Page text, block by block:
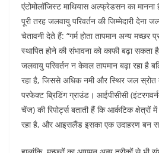
एंटोमोलॉजिस्ट माथियास अल्फ्रेडसन का
पूरी तरह जलवायु परिवर्तन की जिम्मेदारी देना
चेतावनी देते हैं: “गर्म होता तापमान अन्य
स्थापित होने की संभावना को काफी बढ़ा
जलवायु परिवर्तन न केवल तापमान बढ़ा रहा है
रहा है, जिससे अधिक नमी और स्थिर जल
परफेक्ट ब्रिडिंग ग्राउंड। आईपीसीसी
चेंज) की रिपोर्ट्स बताती हैं कि आर्कटिक क्षेत्रों
रहा है, और आइसलैंड इसका एक उदाहरण बन